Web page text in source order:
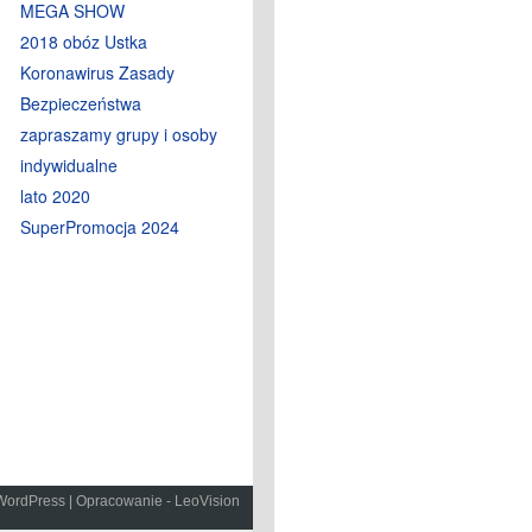
MEGA SHOW
2018 obóz Ustka
Koronawirus Zasady
Bezpieczeństwa
zapraszamy grupy i osoby
indywidualne
lato 2020
SuperPromocja 2024
Opracowanie - LeoVision